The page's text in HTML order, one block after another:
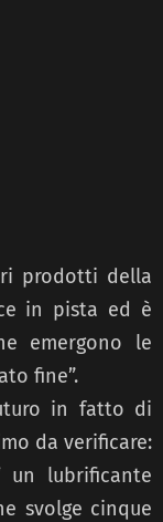
prodotti della
in pista ed è
emergono le
fine”.
in fatto di
da verificare:
un lubrificante
svolge cinque